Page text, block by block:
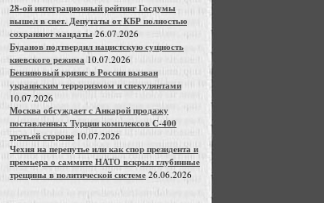
28-ой интеграционный рейтинг Госдумы
вышел в свет. Депутаты от КБР полностью
сохраняют мандаты 26.07.2026
Буданов подтвердил нацистскую сущность
киевского режима 10.07.2026
Бензиновый кризис в России вызван
украинским терроризмом и спекулянтами
10.07.2026
Москва обсуждает с Анкарой продажу
поставленных Турции комплексов С-400
третьей стороне 10.07.2026
Чехия на перепутье или как спор президента и
премьера о саммите НАТО вскрыл глубинные
трещины в политической системе 26.06.2026